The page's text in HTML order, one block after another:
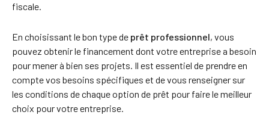
fiscale.
En choisissant le bon type de prêt professionnel, vous
pouvez obtenir le financement dont votre entreprise a besoin
pour mener à bien ses projets. Il est essentiel de prendre en
compte vos besoins spécifiques et de vous renseigner sur
les conditions de chaque option de prêt pour faire le meilleur
choix pour votre entreprise.